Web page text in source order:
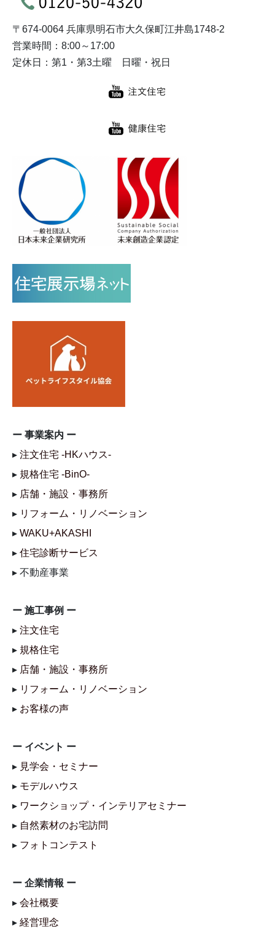
〒674-0064 兵庫県明石市大久保町江井島1748-2
営業時間：8:00～17:00
定休日：第1・第3土曜 日曜・祝日
ー 事業案内 ー
▸ 注文住宅 -HKハウス-
▸ 規格住宅 -BinO-
▸ 店舗・施設・事務所
▸ リフォーム・リノベーション
▸ WAKU+AKASHI
▸ 住宅診断サービス
▸ 不動産事業
ー 施工事例 ー
▸ 注文住宅
▸ 規格住宅
▸ 店舗・施設・事務所
▸ リフォーム・リノベーション
▸ お客様の声
ー イベント ー
▸ 見学会・セミナー
▸ モデルハウス
▸ ワークショップ・インテリアセミナー
▸ 自然素材のお宅訪問
▸ フォトコンテスト
ー 企業情報 ー
▸ 会社概要
▸ 経営理念